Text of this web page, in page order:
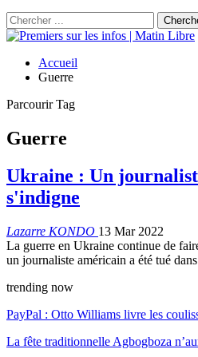
Accueil
Guerre
Parcourir Tag
Guerre
Ukraine : Un
s'indigne
Lazarre KONDO 13 Mar 2022
La guerre en Ukraine continue de
un journaliste américain a été tué
trending now
PayPal : Otto Williams livre les
La fête traditionnelle Agbogboza